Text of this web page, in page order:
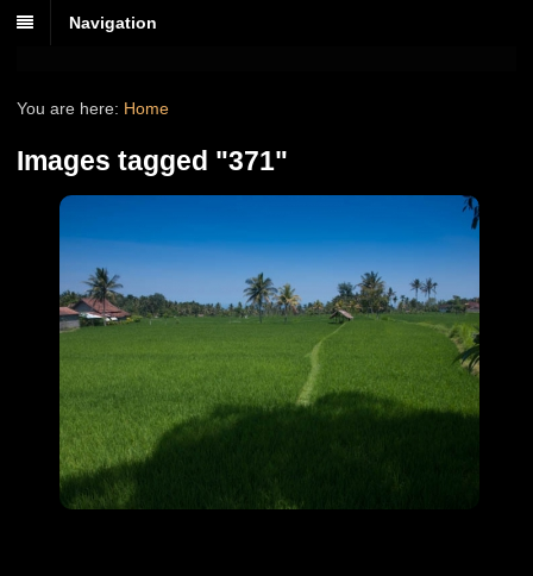
Navigation
You are here: Home
Images tagged "371"